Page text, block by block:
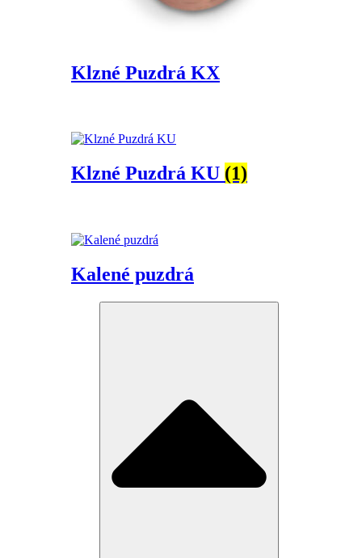
Klzné Puzdrá KX
Klzné Puzdrá KU (1)
Kalené puzdrá